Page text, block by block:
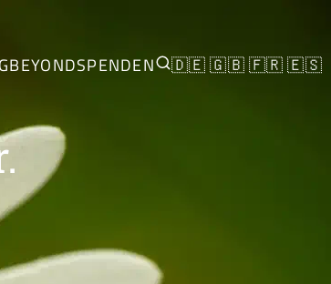
BEYONDSPENDEN 🇩🇪 🇬🇧🇫🇷 🇪🇸